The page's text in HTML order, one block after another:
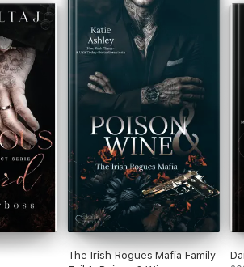
The Irish Rogues Mafia Family